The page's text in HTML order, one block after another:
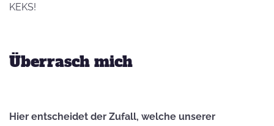
KEKS!
Überrasch mich
Hier entscheidet der Zufall, welche unserer